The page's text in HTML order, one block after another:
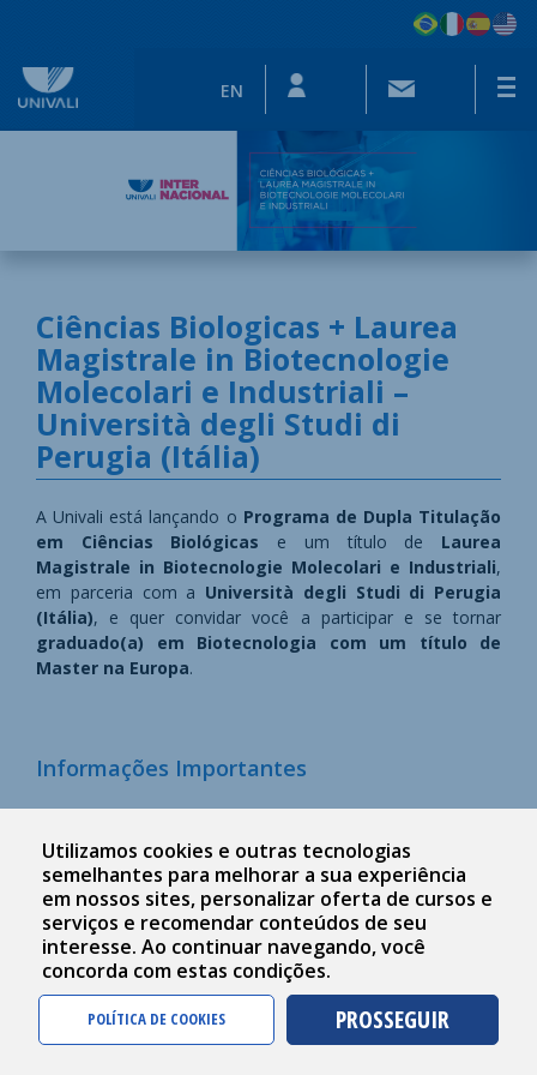
EN
Ciências Biologicas + Laurea
Magistrale in Biotecnologie
Molecolari e Industriali –
Università degli Studi di
Perugia (Itália)
​​​​​​​​​​​​​​​​​​​​A Univali está lançando o Programa de Dupla Titulação
em Ciências Biológicas e um título de Laurea
Magistrale in Biotecnologie Molecolari e Industriali,
em parceria com a Università degli Studi di Perugia
(Itália), e quer convidar você a participar e se tornar
graduado(a) em Biotecnologia com um título de
Master na Europa.
Informações Importantes
conjunta com a Laurea Triennale in Biotecnologie. O
estudante deverá concluir todo o percurso da Laurea
Triennale, bem como as disciplinas do 1º ao 5º período na
matriz de Dupla Titulação da Univali, para então ingressar
na Laurea Magistrale. Caso o estudante consiga concluir as
disciplinas da Laurea Triennale, mas não tenha concluído
as disciplinas do 1º ao 5º período na matriz de Dupla
Titulação da Univali, deverá retornar ao Brasil para conclui-
las e, somente depois, poderá ingressar na Laurea
Utilizamos cookies e outras tecnologias
semelhantes para melhorar a sua experiência
em nossos sites, personalizar oferta de cursos e
serviços e recomendar conteúdos de seu
interesse. Ao continuar navegando, você
concorda com estas condições.
POLÍTICA DE COOKIES PROSSEGUIR